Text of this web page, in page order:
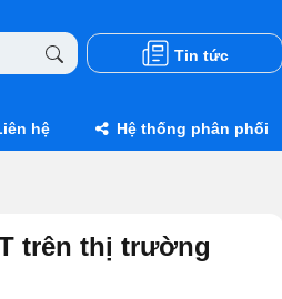
Tin tức
hệ Hệ thống phân phối
trên thị trường